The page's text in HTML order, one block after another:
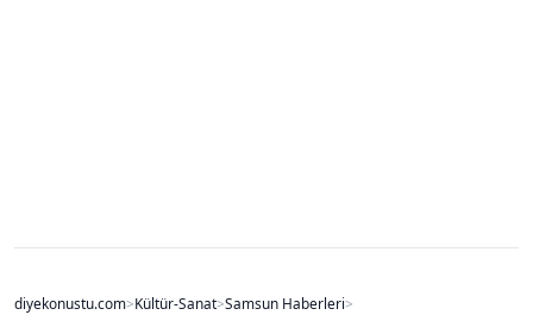
diyekonustu.com>Kültür-Sanat>Samsun Haberleri>